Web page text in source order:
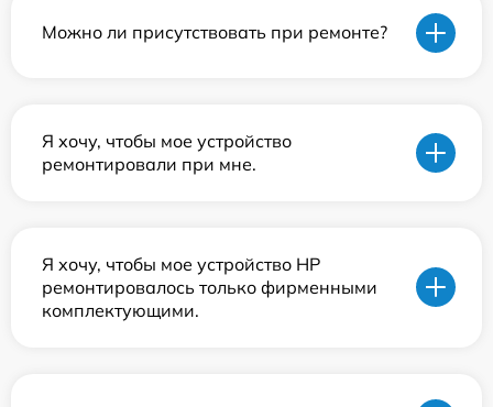
Можно ли присутствовать при ремонте?
Я хочу, чтобы мое устройство
ремонтировали при мне.
Я хочу, чтобы мое устройство HP
ремонтировалось только фирменными
комплектующими.